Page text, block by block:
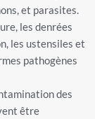
et parasites.
les denrées
les ustensiles et
pathogènes
des
être